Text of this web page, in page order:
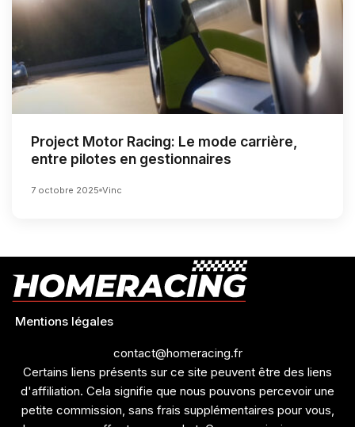
Project Motor Racing: Le mode carrière,
entre pilotes en gestionnaires
7 octobre 2025 Vinc
Mentions légales
contact@homeracing.fr
Certains liens présents sur ce site peuvent être des liens
d'affiliation. Cela signifie que nous pouvons percevoir une
petite commission, sans frais supplémentaires pour vous,